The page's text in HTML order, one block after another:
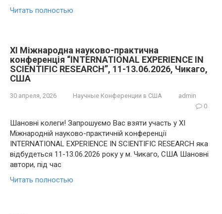
Читать полностью
XI Міжнародна науково-практична
конференція “INTERNATIONAL EXPERIENCE IN
SCIENTIFIC RESEARCH”, 11-13.06.2026, Чикаго,
США
30 апреля, 2026 Научные Конференции в США
admin
0
Шановні колеги! Запрошуємо Вас взяти участь у XI
Міжнародній науково-практичній конференції
INTERNATIONAL EXPERIENCE IN SCIENTIFIC RESEARCH яка
відбудеться 11-13.06.2026 року у м. Чикаго, США Шановні
автори, під час
Читать полностью